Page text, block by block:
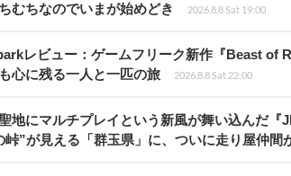
むちなのでいまが始めどき
2026.8.8 Sat 19:00
レビュー：ゲームフリーク新作『Beast
心に残る一人と一匹の旅
2026.8.8 Sat 22:00
地にマルチプレイという新風が舞い込んだ
峠”が見える「群玉県」に、ついに走り屋仲間